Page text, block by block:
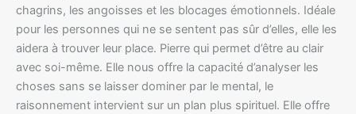
chagrins, les angoisses et les blocages émotionnels. Idéale
pour les personnes qui ne se sentent pas sûr d’elles, elle les
aidera à trouver leur place. Pierre qui permet d’être au clair
avec soi-même. Elle nous offre la capacité d’analyser les
choses sans se laisser dominer par le mental, le
raisonnement intervient sur un plan plus spirituel. Elle offre